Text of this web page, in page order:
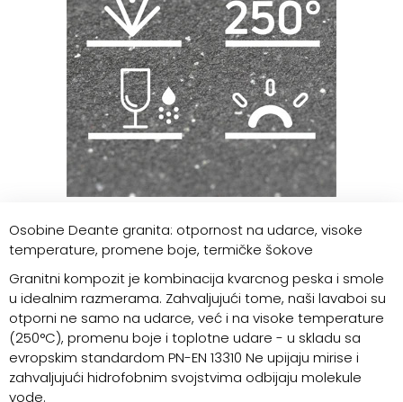
Osobine Deante granita: otpornost na udarce, visoke
temperature, promene boje, termičke šokove
Granitni kompozit je kombinacija kvarcnog peska i smole
u idealnim razmerama. Zahvaljujući tome, naši lavaboi su
otporni ne samo na udarce, već i na visoke temperature
(250°C), promenu boje i toplotne udare - u skladu sa
evropskim standardom PN-EN 13310 Ne upijaju mirise i
zahvaljujući hidrofobnim svojstvima odbijaju molekule
vode.